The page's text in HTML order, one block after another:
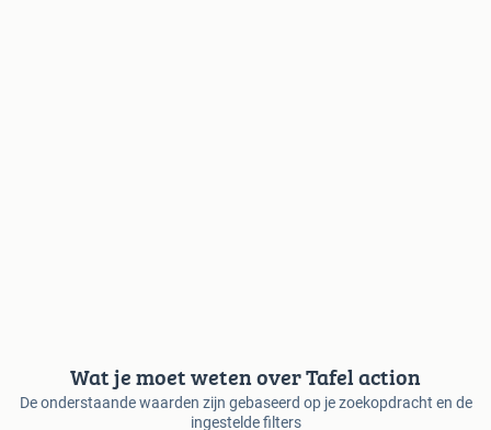
Wat je moet weten over Tafel action
De onderstaande waarden zijn gebaseerd op je zoekopdracht en de
ingestelde filters